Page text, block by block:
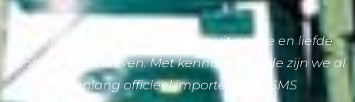
Van Meer Trading is ontstaan uit passie en liefde
voor het boerenleven. Met kennis en kunde zijn we al
jarenlang officieel importeur van SMS